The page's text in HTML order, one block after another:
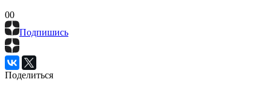
00
Подпишись
Поделиться